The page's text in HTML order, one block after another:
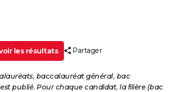
les résultats Partager
baccalauréat général, bac
publié. Pour chaque candidat, la filière (bac